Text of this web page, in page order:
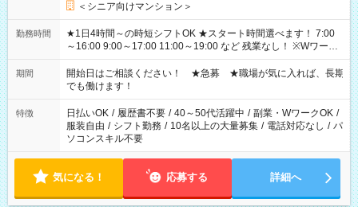
＜シニア向けマンション＞
勤務時間
★1日4時間～の時短シフトOK ★スタート時間選べます！ 7:00
～16:00 9:00～17:00 11:00～19:00 など 残業なし！ ※Wワーク
の場合、他のお仕事と合わせ週40時間超の就業はご案内できま
せん ※法令に基づき、週20時間以上勤務は社会保険への加入対
象となります ※労働者派遣法（日雇い派遣の原則禁止）によ
り、短時間・短期間の就業はご案内が難しい場合があります
期間
開始日はご相談ください！ ★急募 ★職場が気に入れば、長期
でも働けます！
特徴 日払いOK / 履歴書不要 / 40～50代活躍中 / 副業・WワークOK /
服装自由 / シフト勤務 / 10名以上の大量募集 / 電話対応なし / パ
ソコンスキル不要
気になる！ 応募する 詳細へ